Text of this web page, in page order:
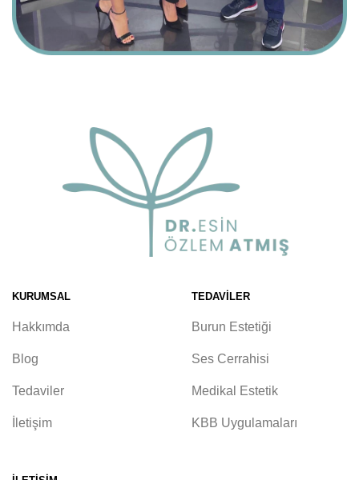
KURUMSAL
Hakkımda
Blog
Tedaviler
İletişim
TEDAVILER
Burun Estetiği
Ses Cerrahisi
Medikal Estetik
KBB Uygulamaları